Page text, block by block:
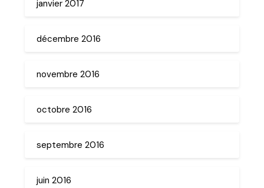
janvier 2017
décembre 2016
novembre 2016
octobre 2016
septembre 2016
juin 2016